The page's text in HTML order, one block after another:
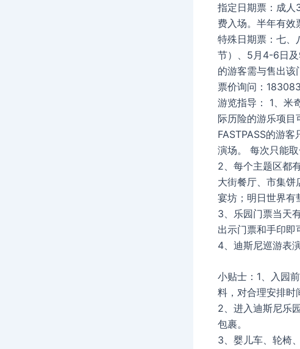
指定日期票：成
费入场。半年有效
特殊日期票：七、
节）、5月4-6日
的游客需与售出该
票价询问：
游览指导： 1、米
际历险的游乐项目
FASTPASS的游
演场。 每次只能取
2、每个主题区都
大街餐厅、市集饼
宴坊；明日世界有
3、乐园门票当天
出示门票和手印即
4、迪斯尼巡游表
小贴士：1、入园
料，对合理安排时
2、进入迪斯尼乐
包裹。
3、婴儿车、轮椅